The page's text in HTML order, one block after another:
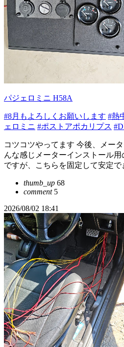
パジェロミニ H58A
#8月もよろしくお願いします #熱
ェロミニ #ポストアポカリプス
コツコツやってます 今後、メー
んな感じメーターインストール
ですが、こちらを固定して安定で
thumb_up 68
comment5
2026/08/02 18:41